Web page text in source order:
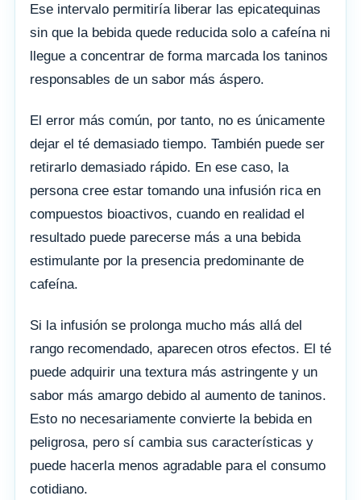
Ese intervalo permitiría liberar las epicatequinas
sin que la bebida quede reducida solo a cafeína ni
llegue a concentrar de forma marcada los taninos
responsables de un sabor más áspero.
El error más común, por tanto, no es únicamente
dejar el té demasiado tiempo. También puede ser
retirarlo demasiado rápido. En ese caso, la
persona cree estar tomando una infusión rica en
compuestos bioactivos, cuando en realidad el
resultado puede parecerse más a una bebida
estimulante por la presencia predominante de
cafeína.
Si la infusión se prolonga mucho más allá del
rango recomendado, aparecen otros efectos. El té
puede adquirir una textura más astringente y un
sabor más amargo debido al aumento de taninos.
Esto no necesariamente convierte la bebida en
peligrosa, pero sí cambia sus características y
puede hacerla menos agradable para el consumo
cotidiano.